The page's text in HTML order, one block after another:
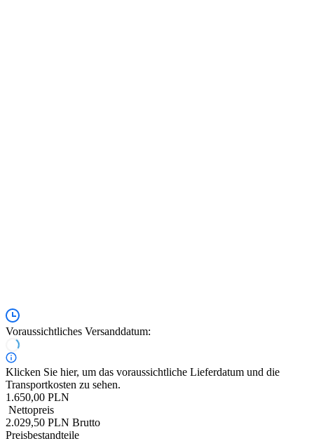
Voraussichtliches Versanddatum:
Klicken Sie hier, um das voraussichtliche Lieferdatum und die
Transportkosten zu sehen.
1.650,00 PLN
Nettopreis
2.029,50 PLN Brutto
Preisbestandteile